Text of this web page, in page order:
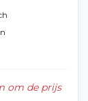
om de prijs